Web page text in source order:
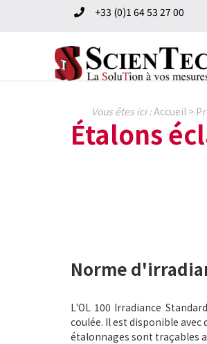
+33 (0)1 64 53 27 00
Vous êtes ici :Accueil >
Étalons
Norme
L'OL 100 Irradiance
coulée. Il est disponible
étalonnages sont traçables